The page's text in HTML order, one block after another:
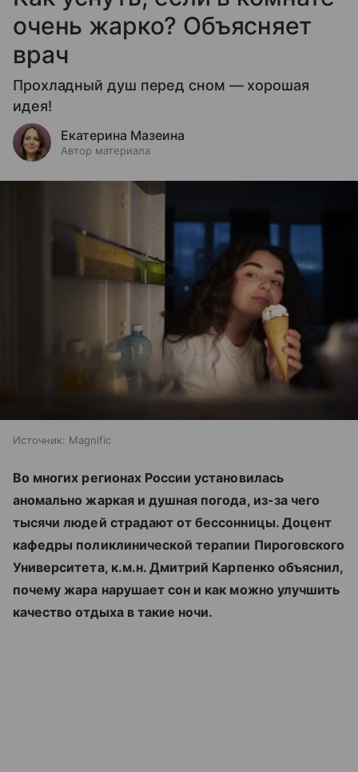
очень жарко? Объясняет
врач
Прохладный душ перед сном — хорошая
идея!
Екатерина Мазеина
Автор материала
Источник: Magnific
Во многих регионах России установилась
аномально жаркая и душная погода, из-за чего
тысячи людей страдают от бессонницы. Доцент
кафедры поликлинической терапии Пироговского
Университета, к.м.н. Дмитрий Карпенко объяснил,
почему жара нарушает сон и как можно улучшить
качество отдыха в такие ночи.